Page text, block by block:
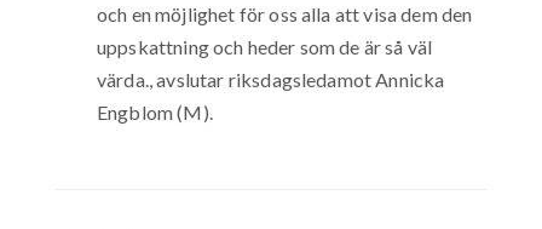
och en möjlighet för oss alla att visa dem den
uppskattning och heder som de är så väl
värda., avslutar riksdagsledamot Annicka
Engblom (M).